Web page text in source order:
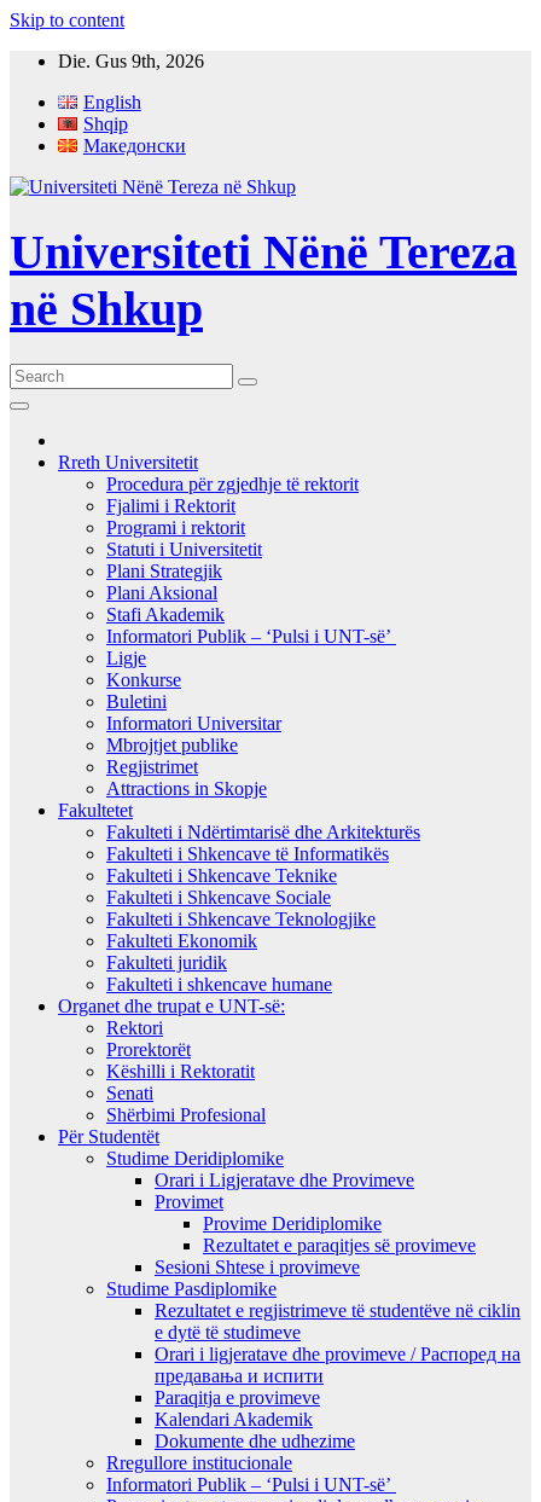
Skip to content
Die. Gus 9th, 2026
English
Shqip
Македонски
Universiteti Nënë Tereza
në Shkup
Rreth Universitetit
Procedura për zgjedhje të rektorit
Fjalimi i Rektorit
Programi i rektorit
Statuti i Universitetit
Plani Strategjik
Plani Aksional
Stafi Akademik
Informatori Publik – ‘Pulsi i UNT-së’
Ligje
Konkurse
Buletini
Informatori Universitar
Mbrojtjet publike
Regjistrimet
Attractions in Skopje
Fakultetet
Fakulteti i Ndërtimtarisë dhe Arkitekturës
Fakulteti i Shkencave të Informatikës
Fakulteti i Shkencave Teknike
Fakulteti i Shkencave Sociale
Fakulteti i Shkencave Teknologjike
Fakulteti Ekonomik
Fakulteti juridik
Fakulteti i shkencave humane
Organet dhe trupat e UNT-së:
Rektori
Prorektorët
Këshilli i Rektoratit
Senati
Shërbimi Profesional
Për Studentët
Studime Deridiplomike
Orari i Ligjeratave dhe Provimeve
Provimet
Provime Deridiplomike
Rezultatet e paraqitjes së provimeve
Sesioni Shtese i provimeve
Studime Pasdiplomike
Rezultatet e regjistrimeve të studentëve në ciklin
e dytë të studimeve
Orari i ligjeratave dhe provimeve / Распоред на
предавањa и испити
Paraqitja e provimeve
Kalendari Akademik
Dokumente dhe udhezime
Rregullore institucionale
Informatori Publik – ‘Pulsi i UNT-së’